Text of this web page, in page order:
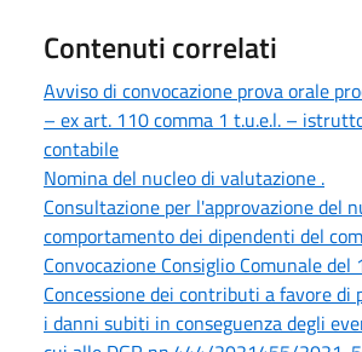
Contenuti correlati
Avviso di convocazione prova orale
– ex art. 110 comma 1 t.u.e.l. –
contabile
Nomina del nucleo di valutazione .
Consultazione per l'approvazione del
comportamento dei dipendenti del
Convocazione Consiglio Comunale
Concessione dei contributi a favore
i danni subiti in conseguenza degli